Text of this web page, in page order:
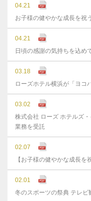
04.21
お子様の健やかな成長を祝
04.21
日頃の感謝の気持ちを込め
03.18
ローズホテル横浜が「ヨコ
03.02
株式会社 ローズ ホテルズ
業務を受託
02.07
【お子様の健やかな成長を
02.01
冬のスポーツの祭典 テレビ